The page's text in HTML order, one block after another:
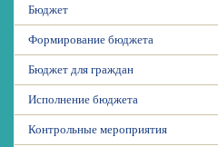
Бюджет
Формирование бюджета
Бюджет для граждан
Исполнение бюджета
Контрольные мероприятия